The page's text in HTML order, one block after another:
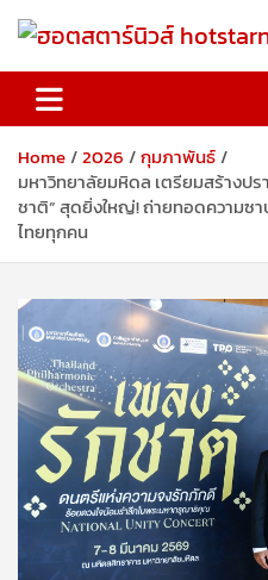
ฮอตสตาร์นิวส์
Home 2026
กุมภาพันธ์
มหาวิทยาลัยมหิดล เตรียมสร้างป
ชาติ” สุดยิ่งใหญ่! ถ่ายทอดความซ
ไทยทุกคน